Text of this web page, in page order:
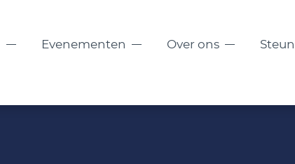
Evenementen Over ons